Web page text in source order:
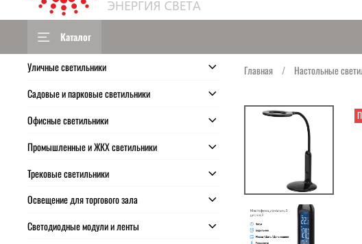
Каталог
Главная Настольные
Уличные светильники
Садовые и парковые светильники
Офисные светильники
Промышленные и ЖКХ светильники
Трековые светильники
Освещение для торгового зала
Светодиодные модули и ленты